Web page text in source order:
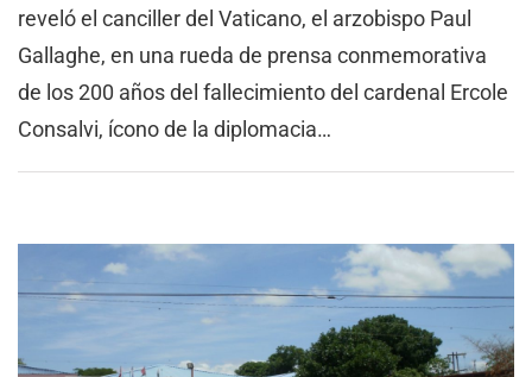
reveló el canciller del Vaticano, el arzobispo Paul
Gallaghe, en una rueda de prensa conmemorativa
de los 200 años del fallecimiento del cardenal Ercole
Consalvi, ícono de la diplomacia…